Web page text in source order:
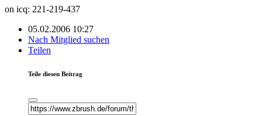
on icq: 221-219-437
05.02.2006 10:27
Nach Mitglied suchen
Teilen
Teile diesen Beitrag